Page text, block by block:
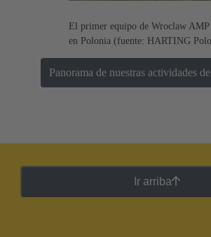
El primer equipo de Wroclaw AMP
en Polonia (fuente: HARTING
Panorama de nuestras actividades
Ir arriba